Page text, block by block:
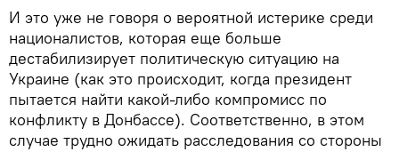
И это уже не говоря о вероятной истерике среди
националистов, которая еще больше
дестабилизирует политическую ситуацию на
Украине (как это происходит, когда президент
пытается найти какой-либо компромисс по
конфликту в Донбассе). Соответственно, в этом
случае трудно ожидать расследования со стороны